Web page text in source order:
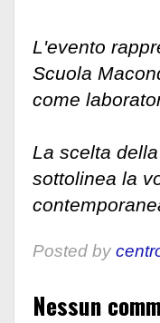
L'evento
Scuola
come
La scelta
sottolinea la
Posted by
Nessun